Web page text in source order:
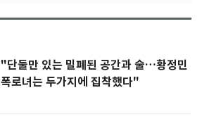
"단둘만 있는 밀폐된 공간과 술…황정민
폭로녀는 두가지에 집착했다"